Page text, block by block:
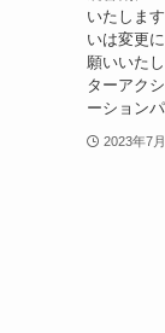
いたしま
いは変更
願いいた
ターアク
ーション
2023年7